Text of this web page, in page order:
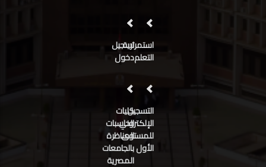
استمرارية
التعلم
تسجيل
دخول
التسجيل
الإلكتروني
للمستوى
الأول
كليات
الحاسبات
المناظرة
بالجامعات
المصرية